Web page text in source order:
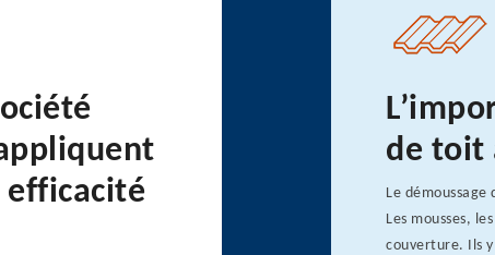
efficacité
de toit
Le
Les mousses,
couverture. Ils